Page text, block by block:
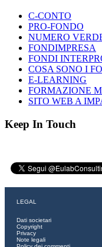
C-CONTO
PRO-FONDO
NUMERO
FONDIMPRESA
FONDI
COSA SONO I
E-LEARNING
FORMAZIONE
SITO WEB A
Keep In Touch
LEGAL
Dati societari
Copyright
Privacy
Note legali